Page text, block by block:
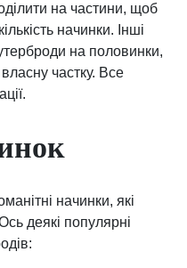
на частини, щоб
начинки. Інші
на половинки,
частку. Все
начинки, які
деякі популярні